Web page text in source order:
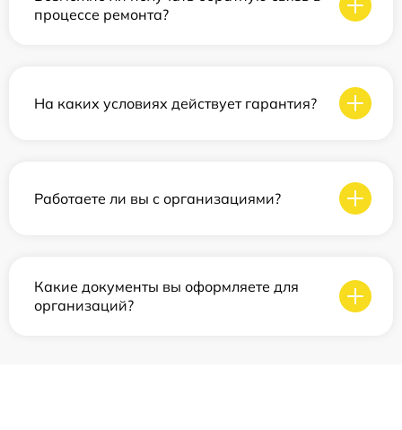
процессе ремонта?
На каких условиях действует гарантия?
Работаете ли вы с организациями?
Какие документы вы оформляете для
организаций?